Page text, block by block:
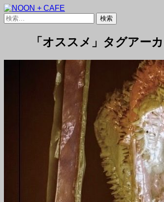
NOON + CAFE
検
検
「オススメ」タグアー